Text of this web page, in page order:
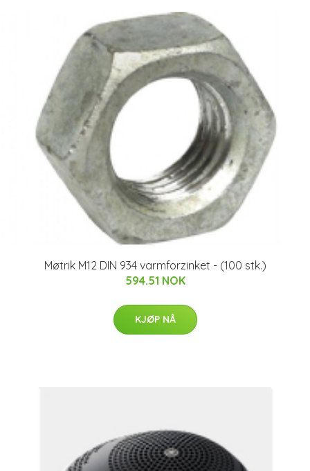
Møtrik M12 DIN 934 varmforzinket - (100 stk.)
594.51 NOK
KJØP NÅ